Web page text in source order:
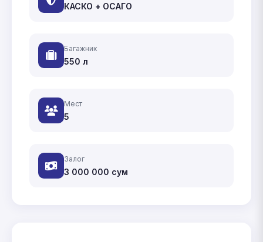
КАСКО + ОСАГО
Багажник
550 л
Мест
5
Залог
3 000 000 сум